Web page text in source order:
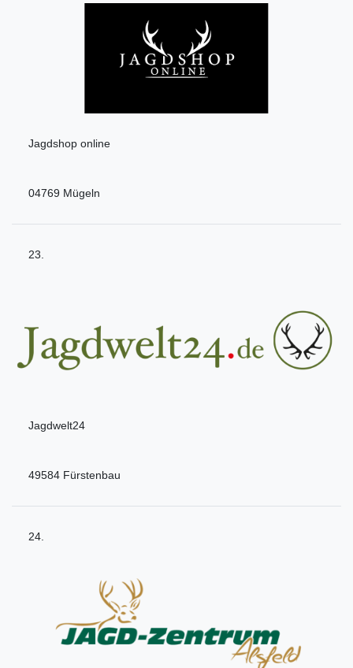
Jagdshop online
04769 Mügeln
23.
Jagdwelt24
49584 Fürstenbau
24.